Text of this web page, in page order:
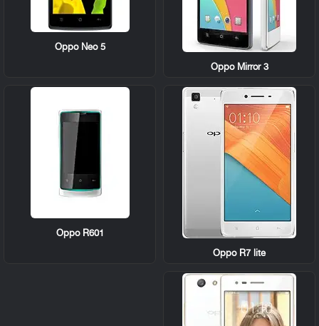
Oppo Mirror 3
Oppo Neo 5
Oppo R7 lite
Oppo R601